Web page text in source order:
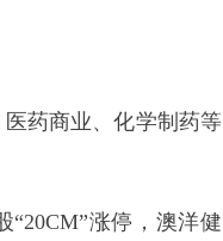
药商业、化学制药等
涨停，澳洋健